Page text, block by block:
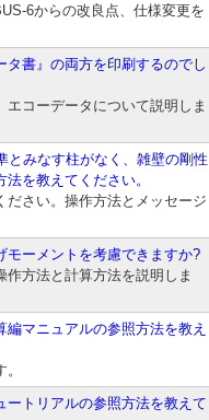
6からの改良点、仕様変更を
タ書』の両方を印刷するのでし
コーデータについて説明しま
とみなす柱がなく、雑壁の剛性
を教えてください。
ださい。操作方法とメッセージ
モーメントを考慮できますか?
方法と計算方法を説明しま
マニュアルの参照方法を教え
ートリアルの参照方法を教えて